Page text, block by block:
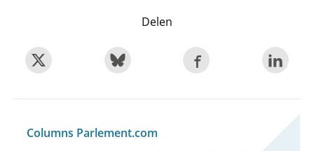
Delen
Columns Parlement.com